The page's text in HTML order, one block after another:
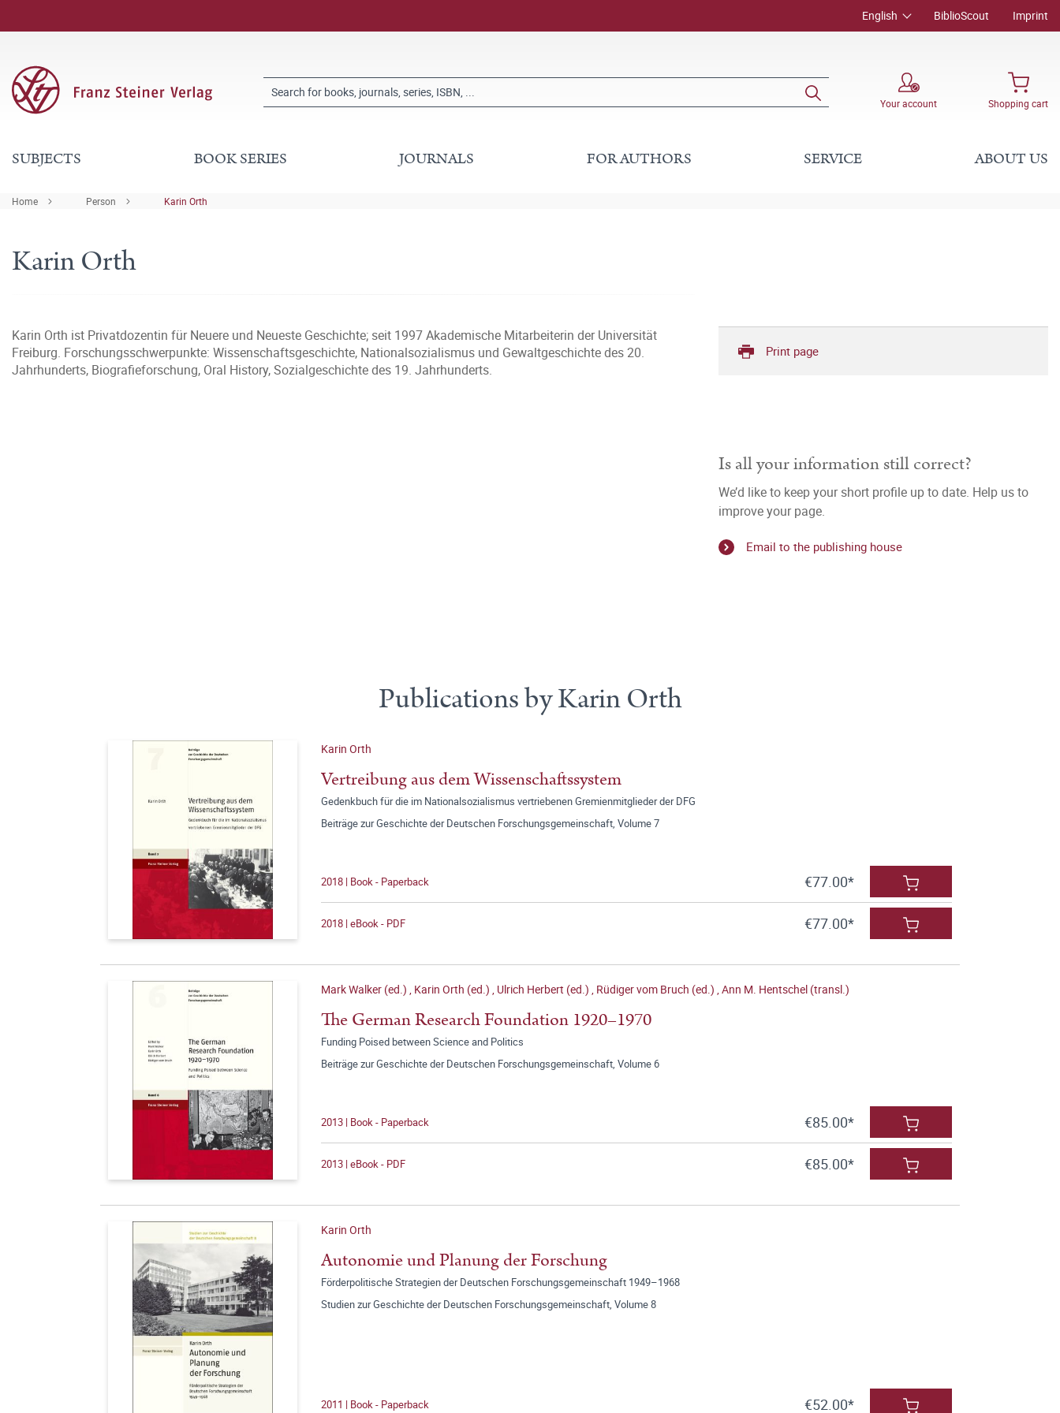
English BiblioScout Imprint
Your account Shopping cart
SUBJECTS BOOK SERIES JOURNALS FOR AUTHORS SERVICE ABOUT US
Home Person Karin Orth
Karin Orth
Karin Orth ist Privatdozentin für Neuere und Neueste Geschichte; seit 1997 Akademische Mitarbeiterin der Universität
Freiburg. Forschungsschwerpunkte: Wissenschaftsgeschichte, Nationalsozialismus und Gewaltgeschichte des 20.
Jahrhunderts, Biografieforschung, Oral History, Sozialgeschichte des 19. Jahrhunderts.
Print page
Is all your information still correct?
We’d like to keep your short profile up to date. Help us to
improve your page.
Email to the publishing house
Publications by Karin Orth
Karin Orth
Vertreibung aus dem Wissenschaftssystem
Gedenkbuch für die im Nationalsozialismus vertriebenen Gremienmitglieder der DFG
Beiträge zur Geschichte der Deutschen Forschungsgemeinschaft, Volume 7
2018 | Book - Paperback €77.00*
2018 | eBook - PDF €77.00*
Mark Walker (ed.) , Karin Orth (ed.) , Ulrich Herbert (ed.) , Rüdiger vom Bruch (ed.) ,Ann M. Hentschel (transl.)
The German Research Foundation 1920–1970
Funding Poised between Science and Politics
Beiträge zur Geschichte der Deutschen Forschungsgemeinschaft, Volume 6
2013 | Book - Paperback €85.00*
2013 | eBook - PDF €85.00*
Karin Orth
Autonomie und Planung der Forschung
Förderpolitische Strategien der Deutschen Forschungsgemeinschaft 1949–1968
Studien zur Geschichte der Deutschen Forschungsgemeinschaft, Volume 8
2011 | Book - Paperback €52.00*